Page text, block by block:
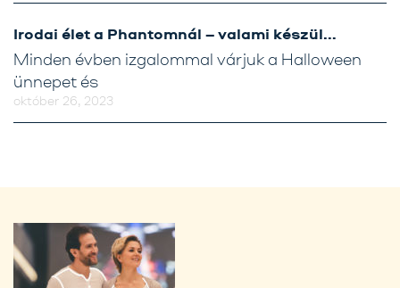
Irodai élet a Phantomnál – valami készül…
október 26, 2023
Minden évben izgalommal várjuk a Halloween
ünnepet és